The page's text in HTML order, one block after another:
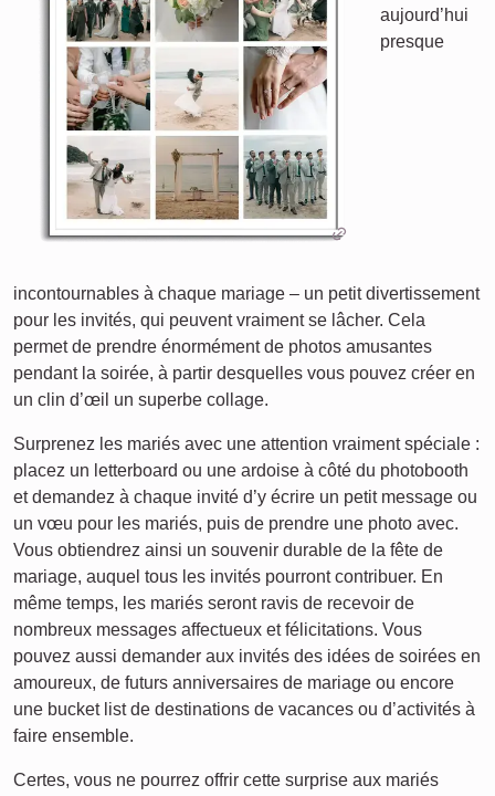
aujourd’hui
presque
incontournables à chaque mariage – un petit divertissement
pour les invités, qui peuvent vraiment se lâcher. Cela
permet de prendre énormément de photos amusantes
pendant la soirée, à partir desquelles vous pouvez créer en
un clin d’œil un superbe collage.
Surprenez les mariés avec une attention vraiment spéciale :
placez un letterboard ou une ardoise à côté du photobooth
et demandez à chaque invité d’y écrire un petit message ou
un vœu pour les mariés, puis de prendre une photo avec.
Vous obtiendrez ainsi un souvenir durable de la fête de
mariage, auquel tous les invités pourront contribuer. En
même temps, les mariés seront ravis de recevoir de
nombreux messages affectueux et félicitations. Vous
pouvez aussi demander aux invités des idées de soirées en
amoureux, de futurs anniversaires de mariage ou encore
une bucket list de destinations de vacances ou d’activités à
faire ensemble.
Certes, vous ne pourrez offrir cette surprise aux mariés